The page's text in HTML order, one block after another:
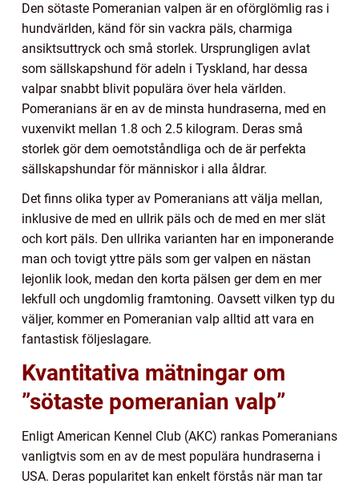
Den sötaste Pomeranian valpen är en oförglömlig ras i
hundvärlden, känd för sin vackra päls, charmiga
ansiktsuttryck och små storlek. Ursprungligen avlat
som sällskapshund för adeln i Tyskland, har dessa
valpar snabbt blivit populära över hela världen.
Pomeranians är en av de minsta hundraserna, med en
vuxenvikt mellan 1.8 och 2.5 kilogram. Deras små
storlek gör dem oemotståndliga och de är perfekta
sällskapshundar för människor i alla åldrar.
Det finns olika typer av Pomeranians att välja mellan,
inklusive de med en ullrik päls och de med en mer slät
och kort päls. Den ullrika varianten har en imponerande
man och tovigt yttre päls som ger valpen en nästan
lejonlik look, medan den korta pälsen ger dem en mer
lekfull och ungdomlig framtoning. Oavsett vilken typ du
väljer, kommer en Pomeranian valp alltid att vara en
fantastisk följeslagare.
Kvantitativa mätningar om
”sötaste pomeranian valp”
Enligt American Kennel Club (AKC) rankas Pomeranians
vanligtvis som en av de mest populära hundraserna i
USA. Deras popularitet kan enkelt förstås när man tar